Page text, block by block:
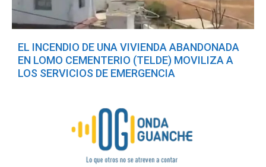
EL INCENDIO DE UNA VIVIENDA ABANDONADA
EN LOMO CEMENTERIO (TELDE) MOVILIZA A
LOS SERVICIOS DE EMERGENCIA